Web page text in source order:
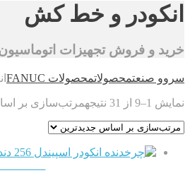
انکودر و خط کش
خرید و فروش تجهیزات
سروو صنعتمحصولاتمحصولات FANUC
نمایش 1–9 از 31 نتیجه مرتب‌سازی بر